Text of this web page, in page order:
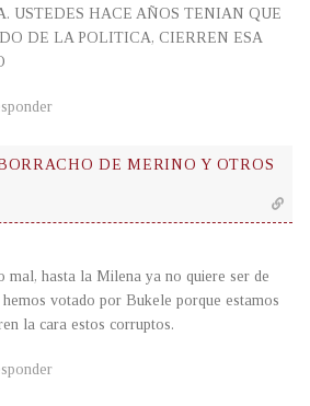
USTEDES HACE AÑOS TENIAN QUE
DE LA POLITICA, CIERREN ESA
DE MERINO Y OTROS
mal, hasta la Milena ya no quiere ser de
votado por Bukele porque estamos
la cara estos corruptos.